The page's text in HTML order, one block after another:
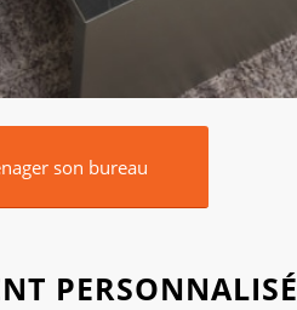
son bureau
PERSONNALISÉ